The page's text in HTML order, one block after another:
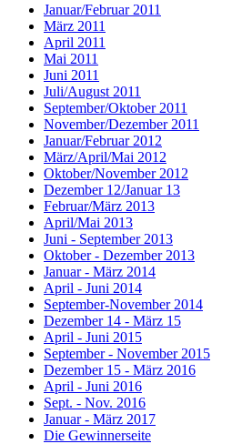
Januar/Februar 2011
März 2011
April 2011
Mai 2011
Juni 2011
Juli/August 2011
September/Oktober 2011
November/Dezember 2011
Januar/Februar 2012
März/April/Mai 2012
Oktober/November 2012
Dezember 12/Januar 13
Februar/März 2013
April/Mai 2013
Juni - September 2013
Oktober - Dezember 2013
Januar - März 2014
April - Juni 2014
September-November 2014
Dezember 14 - März 15
April - Juni 2015
September - November 2015
Dezember 15 - März 2016
April - Juni 2016
Sept. - Nov. 2016
Januar - März 2017
Die Gewinnerseite